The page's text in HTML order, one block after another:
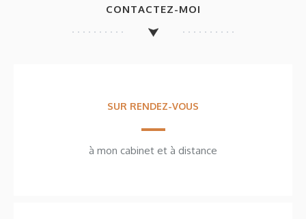
CONTACTEZ-MOI
SUR RENDEZ-VOUS
à mon cabinet et à distance